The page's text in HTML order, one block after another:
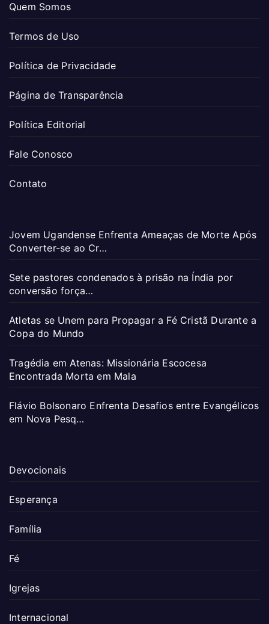
Quem Somos
Termos de Uso
Política de Privacidade
Página de Transparência
Política Editorial
Fale Conosco
Contato
Jovem Ugandense Enfrenta Ameaças de Morte Após
Converter-se ao Cr…
Sete pastores condenados à prisão na Índia por
conversão força…
Atletas se Unem para Propagar a Fé Cristã Durante a
Copa do Mundo
Tragédia em Atenas: Missionária Escocesa
Encontrada Morta em Mala
Flávio Bolsonaro Enfrenta Desafios entre Evangélicos
em Nova Pesq…
Devocionais
Esperança
Família
Fé
Igrejas
Internacional